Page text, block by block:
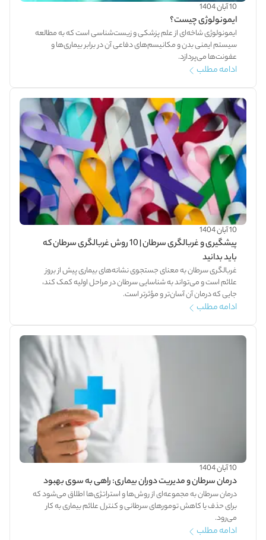
10 آبان 1404
ایمونولوژی چیست؟
ایمونولوژی شاخه‌ای از علم پزشکی و زیست‌شناسی است که به مطالعه
سیستم ایمنی بدن و مکانیسم‌های دفاعی آن در برابر بیماری‌ها و
عفونت‌ها می‌پردازد.
ادامه مطلب
10 آبان 1404
پیشگیری و غربالگری سرطان | 10 روش غربالگری سرطان که
باید بدانید
غربالگری سرطان به معنای جستجوی نشانه‌های بیماری پیش از بروز
علائم است و می‌تواند به شناسایی سرطان در مراحل اولیه کمک کند،
جایی که درمان آن آسان‌تر و مؤثرتر است.
ادامه مطلب
10 آبان 1404
درمان سرطان و مدیریت دوران بیماری: راهی به سوی بهبود
درمان سرطان به مجموعه‌ای از روش‌ها و استراتژی‌ها اطلاق می‌شود که
برای حذف یا کاهش تومورهای سرطانی و کنترل علائم بیماری به کار
می‌رود.
ادامه مطلب